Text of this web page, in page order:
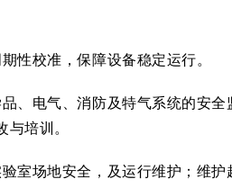
性校准，保障设备稳定运行。
、电气、消防及特气系统的安
培训。
室场地安全，及运行维护；维